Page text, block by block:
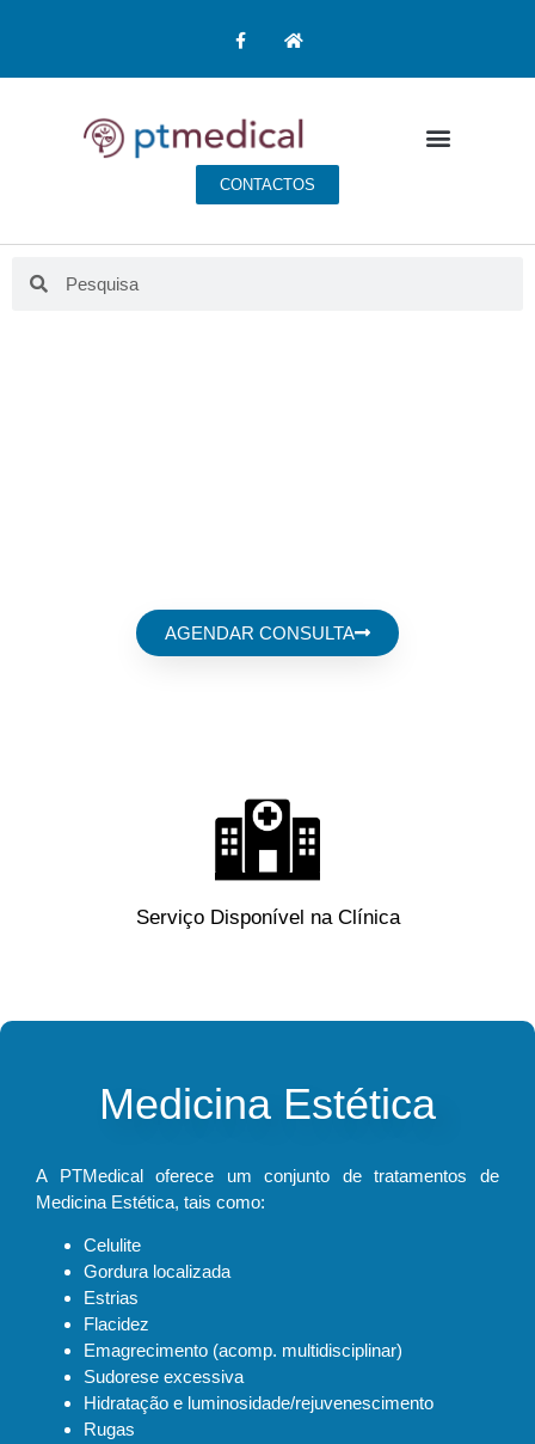
CONTACTOS
AGENDAR CONSULTA
Serviço Disponível na Clínica
Medicina Estética
A PTMedical oferece um conjunto de tratamentos de
Medicina Estética, tais como:
Celulite
Gordura localizada
Estrias
Flacidez
Emagrecimento (acomp. multidisciplinar)
Sudorese excessiva
Hidratação e luminosidade/rejuvenescimento
Rugas